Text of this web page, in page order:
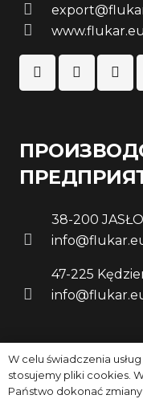
www.flukar.eu
38-200
47-225
W celu świadczenia
stosujemy pliki cookies.
Państwo dokonać